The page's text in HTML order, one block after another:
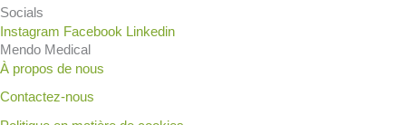
Socials
Instagram Facebook Linkedin
Mendo Medical
À propos de nous
Contactez-nous